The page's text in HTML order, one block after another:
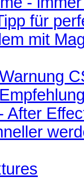
für
mit
After